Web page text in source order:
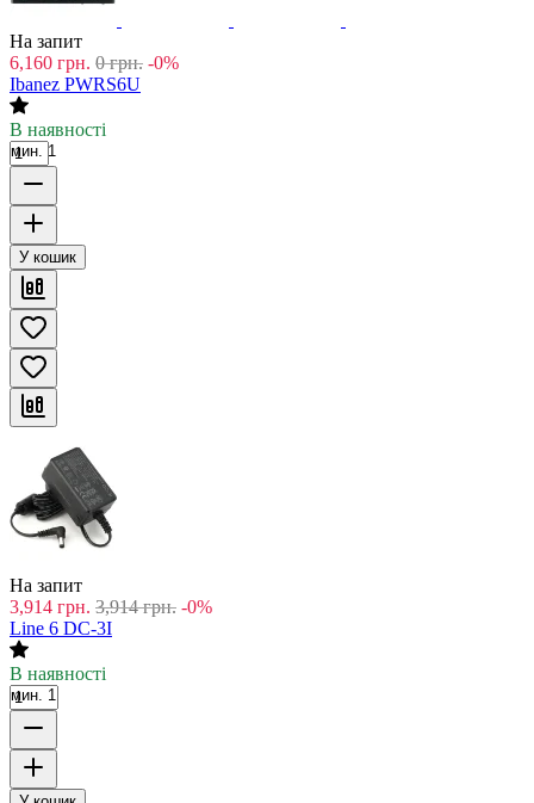
На запит
6,160 грн. 0 грн. -0%
Ibanez PWRS6U
В наявності
мин. 1
У кошик
На запит
3,914 грн. 3,914 грн. -0%
Line 6 DC-3I
В наявності
мин. 1